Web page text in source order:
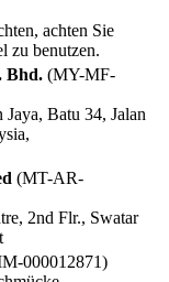
achten Sie
zu benutzen.
Bhd. (MY-MF-
Batu 34, Jalan
(MT-AR-
2nd Flr., Swatar
000012871)